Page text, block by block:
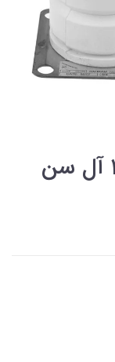
ضربه گیر آسانسور کد 222 آل سن